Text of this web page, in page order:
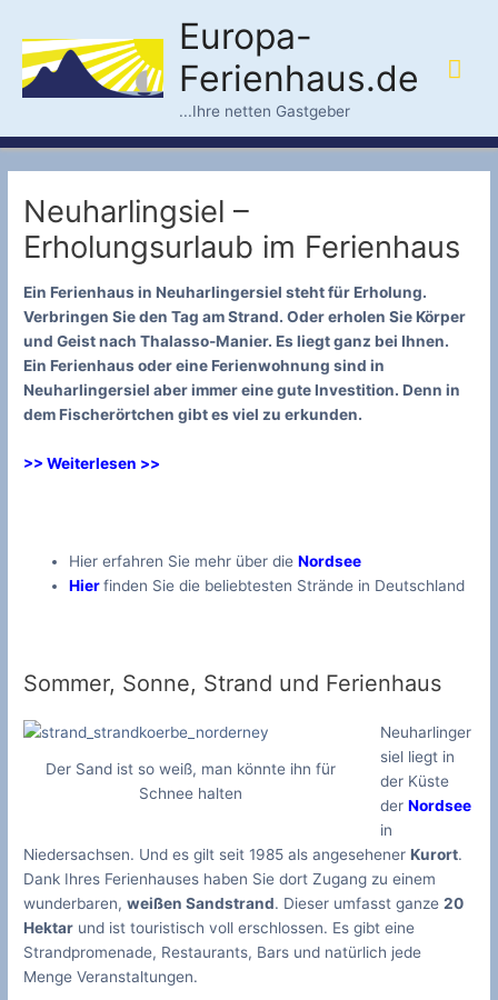
Inhalt
springen
Europa-
Ferienhaus.de
...Ihre netten Gastgeber
Neuharlingsiel –
Erholungsurlaub im Ferienhaus
Ein Ferienhaus in Neuharlingersiel steht für Erholung.
Verbringen Sie den Tag am Strand. Oder erholen Sie Körper
und Geist nach Thalasso-Manier. Es liegt ganz bei Ihnen.
Ein Ferienhaus oder eine Ferienwohnung sind in
Neuharlingersiel aber immer eine gute Investition. Denn in
dem Fischerörtchen gibt es viel zu erkunden.
>> Weiterlesen >>
Hier erfahren Sie mehr über dieNordsee
Hierfinden Sie die beliebtesten Strände in Deutschland
Sommer, Sonne, Strand und Ferienhaus
Der Sand ist so weiß, man könnte ihn für
Schnee halten
Neuharlinger
siel liegt in
der Küste
der Nordsee
in
Niedersachsen. Und es gilt seit 1985 als angesehenerKurort.
Dank Ihres Ferienhauses haben Sie dort Zugang zu einem
wunderbaren,weißen Sandstrand. Dieser umfasst ganze20
Hektar und ist touristisch voll erschlossen. Es gibt eine
Strandpromenade, Restaurants, Bars und natürlich jede
Menge Veranstaltungen.